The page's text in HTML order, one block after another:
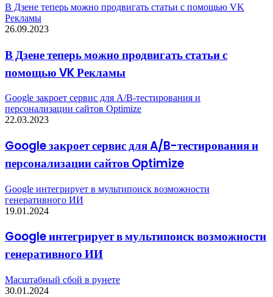
В Дзене теперь можно продвигать статьи с помощью VK
Рекламы
26.09.2023
В Дзене теперь можно продвигать статьи с
помощью VK Рекламы
Google закроет сервис для A/B-тестирования и
персонализации сайтов Optimize
22.03.2023
Google закроет сервис для A/B-тестирования и
персонализации сайтов Optimize
Google интегрирует в мультипоиск возможности
генеративного ИИ
19.01.2024
Google интегрирует в мультипоиск возможности
генеративного ИИ
Масштабный сбой в рунете
30.01.2024